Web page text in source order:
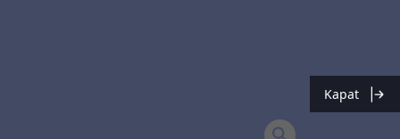
Kapat